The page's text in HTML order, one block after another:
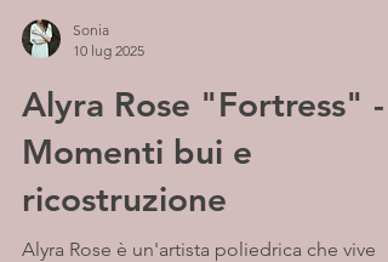
Sonia
10 lug 2025
Alyra Rose "Fortress" -
Momenti bui e
ricostruzione
Alyra Rose è un'artista poliedrica che vive